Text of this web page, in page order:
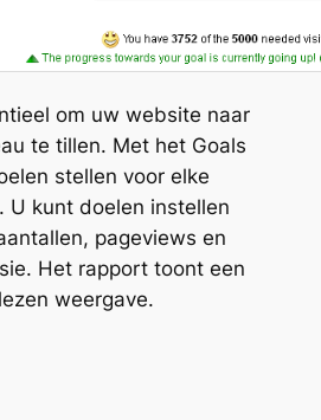
om uw website naar
te tillen. Met het Goals
stellen voor elke
U kunt doelen instellen
pageviews en
Het rapport toont een
weergave.